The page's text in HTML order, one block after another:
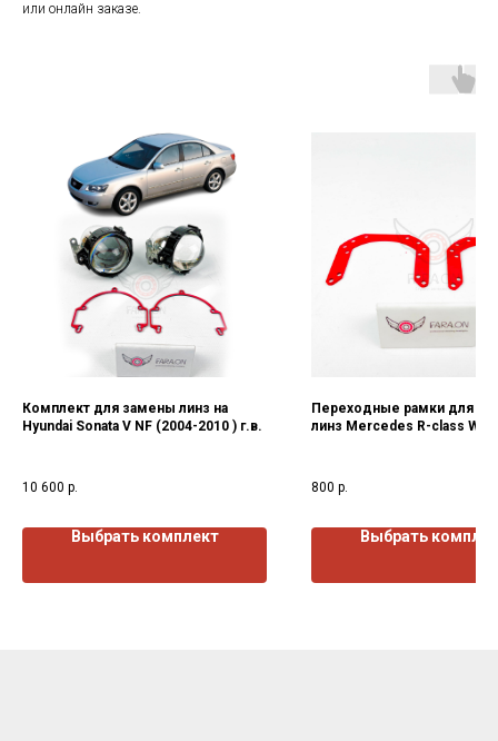
или онлайн заказе.
Комплект для замены линз на
Hyundai Sonata V NF (2004-2010 ) г.в.
10 600 р.
Выбрать комплект
Переходные рамки для
линз Mercedes R-class
800 р.
Выбрать